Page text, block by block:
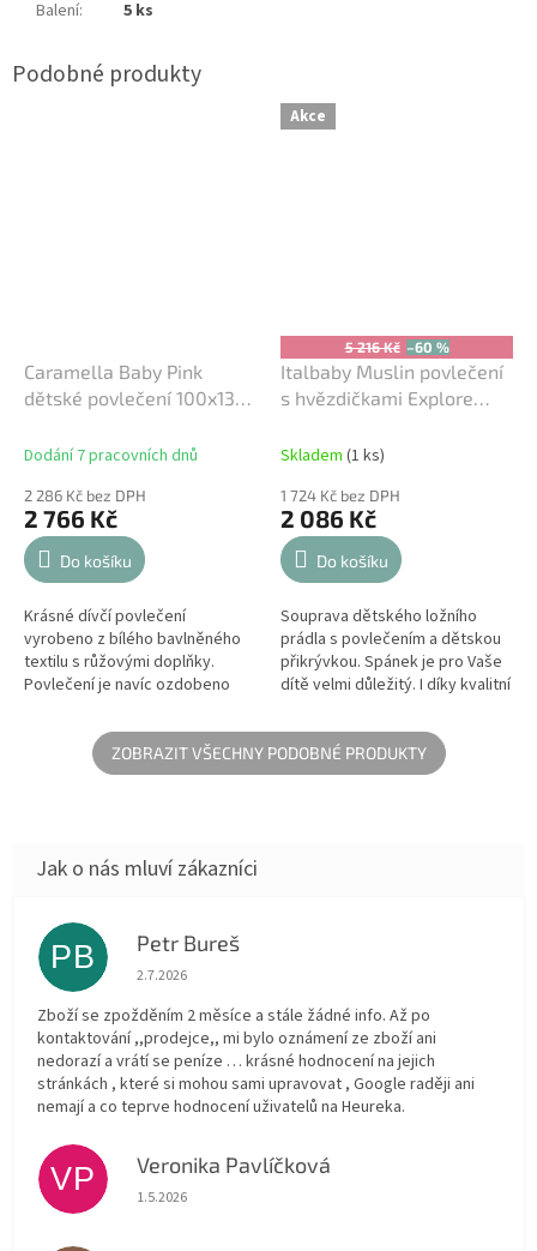
Balení: 5 ks
Caramella Baby Pink
dětské povlečení 100x135
Dodání 7 pracovních dnů
2 286 Kč bez DPH
2 766 Kč
Do košíku
Krásné dívčí povlečení
vyrobeno z bílého bavlněného
textilu s růžovými doplňky.
Povlečení je navíc ozdobeno
řasením. Krásné dětské
povlečení jsou...
Akce
5 216 Kč –60 %
Italbaby Muslin povlečení
s hvězdičkami Explore
Skladem (1 ks)
1 724 Kč bez DPH
2 086 Kč
Do košíku
Souprava dětského ložního
prádla s povlečením a dětskou
přikrývkou. Spánek je pro Vaše
dítě velmi důležitý. I díky kvalitní
miminku zajistit ten...
ZOBRAZIT VŠECHNY PODOBNÉ PRODUKTY
PB Petr Bureš
Hodnocení obchodu je 1 z 5 hvězdiček.
2.7.2026
Zboží se zpožděním 2 měsíce a stále žádné info. Až po
kontaktování ,,prodejce,, mi bylo oznámení ze zboží ani
nedorazí a vrátí se peníze … krásné hodnocení na jejich
stránkách , které si mohou sami upravovat , Google raději ani
nemají a co teprve hodnocení uživatelů na Heureka.
VP Veronika Pavlíčková
Hodnocení obchodu je 5 z 5 hvězdiček.
1.5.2026